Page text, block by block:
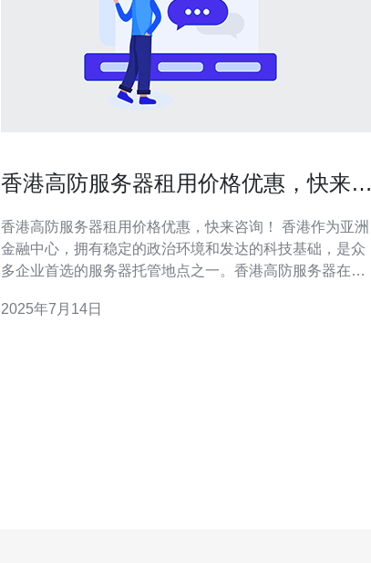
香港高防服务器租用价格优惠，快来咨
香港高防服务器租用价格优惠，快来咨询！ 香港作为亚洲
金融中心，拥有稳定的政治环境和发达的科技基础，是众
多企业首选的服务器托管地点之一。香港高防服务器在网
击，保障您的网站和数据安全。 我们提供的香港高防服务
2025年7月14日